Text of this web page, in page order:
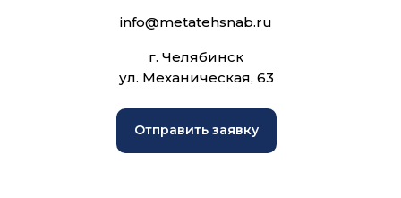
info@metatehsnab.ru
г. Челябинск
ул. Механическая, 63
Отправить заявку